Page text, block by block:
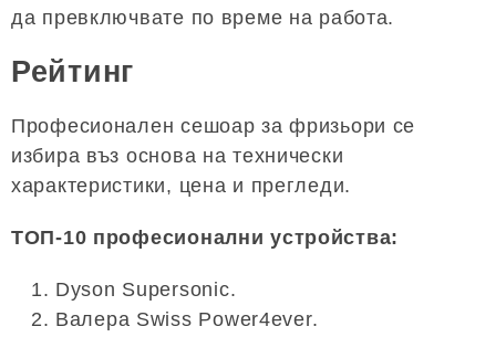
да превключвате по време на работа.
Рейтинг
Професионален сешоар за фризьори се
избира въз основа на технически
характеристики, цена и прегледи.
ТОП-10 професионални устройства:
Dyson Supersonic.
Валера Swiss Power4ever.